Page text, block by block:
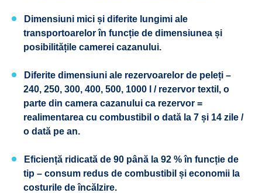
Dimensiuni mici și diferite lungimi ale
transportoarelor în funcție de dimensiunea și
posibilitățile camerei cazanului.
Diferite dimensiuni ale rezervoarelor de peleți –
240, 250, 300, 400, 500, 1000 l / rezervor textil, o
parte din camera cazanului ca rezervor =
realimentarea cu combustibil o dată la 7 și 14 zile /
o dată pe an.
Eficiență ridicată de 90 până la 92 % în funcție de
tip – consum redus de combustibil și economii la
costurile de încălzire.